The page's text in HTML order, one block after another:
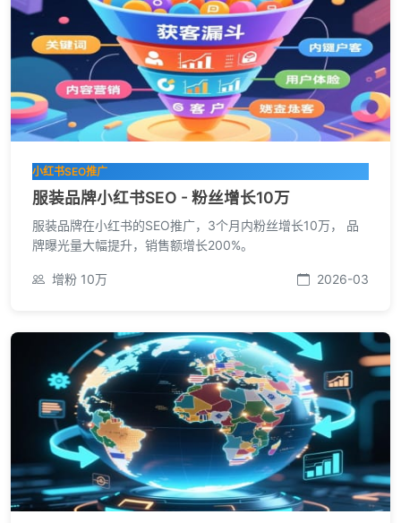
小红书SEO推广
服装品牌小红书SEO - 粉丝增长10万
服装品牌在小红书的SEO推广，3个月内粉丝增长10万， 品
牌曝光量大幅提升，销售额增长200%。
增粉 10万 2026-03